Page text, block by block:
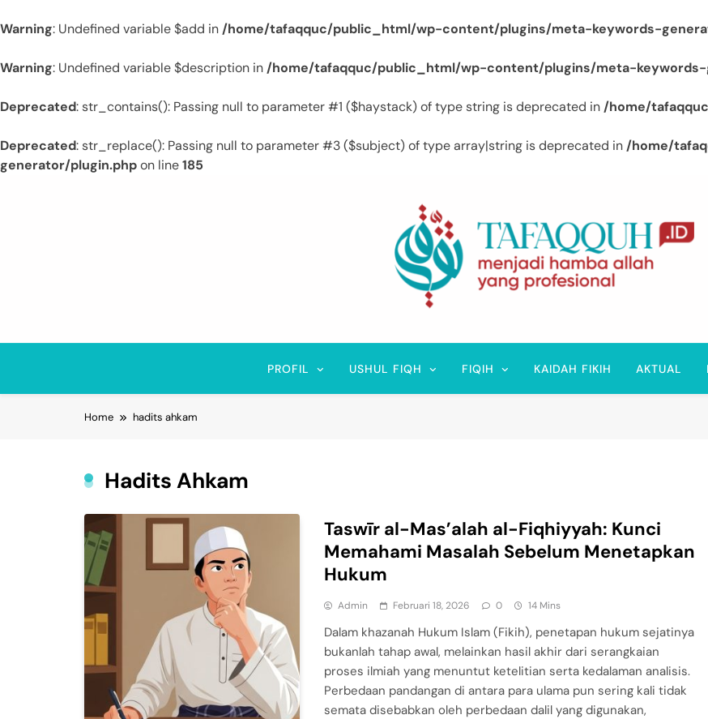
Warning: Undefined variable $add in /home/tafaqquc/public_html/wp-content/plugins/meta-keywords-
Warning: Undefined variable $description in /home/tafaqquc/public_html/wp-content/plugins/meta-
Deprecated: str_contains(): Passing null to parameter #1 ($haystack) of type string is deprecated in /home/
Deprecated: str_replace(): Passing null to parameter #3 ($subject) of type array|string is deprecated in /home/
generator/plugin.phpon line185
Tafaqquh.ID
PROFIL USHUL FIQH FIQIH KAIDAH FIKIH AKTUAL
Home hadits ahkam
Hadits Ahkam
Taswīr al-Mas’alah al-Fiqhiyyah: Kunci
Memahami Masalah Sebelum Menetapkan
Hukum
Admin Februari 18, 2026 0 14 Mins
Dalam khazanah Hukum Islam (Fikih), penetapan hukum sejatinya
bukanlah tahap awal, melainkan hasil akhir dari serangkaian
proses ilmiah yang menuntut ketelitian serta kedalaman analisis.
Perbedaan pandangan di antara para ulama pun sering kali tidak
semata disebabkan oleh perbedaan dalil yang digunakan,